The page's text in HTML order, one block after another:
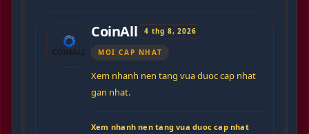
CoinAll 4 thg 8, 2026
MOI CAP NHAT
Xem nhanh nen tang vua duoc cap nhat
gan nhat.
Xem nhanh nen tang vua duoc cap nhat